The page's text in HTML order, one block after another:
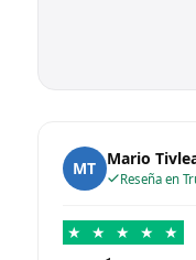
MT Mario
Reseña en
★ ★ ★ ★ ★